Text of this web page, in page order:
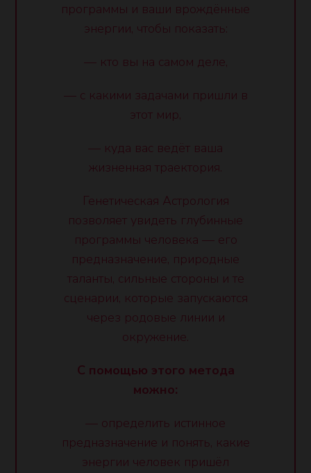
программы и ваши врождённые
энергии, чтобы показать:
— кто вы на самом деле,
— с какими задачами пришли в
этот мир,
— куда вас ведёт ваша
жизненная траектория.
Генетическая Астрология
позволяет увидеть глубинные
программы человека — его
предназначение, природные
таланты, сильные стороны и те
сценарии, которые запускаются
через родовые линии и
окружение.
С помощью этого метода
можно:
— определить истинное
предназначение и понять, какие
энергии человек пришёл